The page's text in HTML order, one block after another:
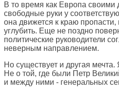
В то время как Европа своими
свободные руки у
она движется к краю
углубить. Еще не поздно
политические руководители
неверным направлением.
Но существует и другая
Не о той, где были Петр
и между ними - генеральных